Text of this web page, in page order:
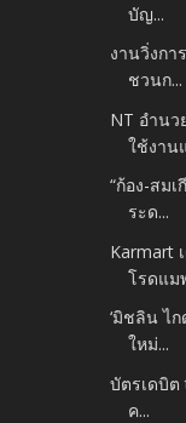
บัญ...
งานวิ่งก
ชวนก...
NT อำน
ใช้งาน
“ก้อง-สม
ระด...
Karmart
โรดแม
‘มิชลิน ไ
ใหม่...
บัตรเดบิ
ค...